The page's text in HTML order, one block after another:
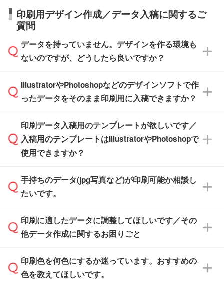
タッフまでお問い合わせください。
ル」に注文予定日をご入力いただくと、おおよ
その締切日や出荷目安をご確認いただけます。
品が決まりましたらお早めのご発注をお願いい
たします。
※土日祝日を除く営業日換算です。
※沖縄・離島は追加日数がかかります。
す。>>対象商品はこちら
※最短出荷日は商品によって異なります。各商
品ページにてご確認ください
す。(白箱、化粧箱、ブリスターパックなど)
【袋入り】 商品がひとつずつ袋に入っていま
す。(透明袋、デザイン袋など)
【個包装なし】 個包装がされていない状態で
※化粧箱から白箱への入れ替えや、オリジナル
箱の作成は原則承っておりません。
日本全国へお届けが可能です。なお、海外への
直接納品は行っておりませんので予めご了承く
ださい。
印刷用デザイン作成／データ入稿に関するご
質問
データを持っていません。デザインを作る環境も
ないのですが、どうしたら良いですか？
無料の「デザインシミュレーター」を使えば、
PCやスマホから簡単にデザインを作成できま
ザインソフトがなくても安心です。
また、「データ作成サービス
せいただければ、弊社にて無料でデザインデー
タを1点作成いたします。
IllustratorやPhotoshopなどのデザインソフトで作
ったデータをそのまま印刷用に入稿できますか？
IllustratorやPhotoshop、CLIP STUDIOなどのデ
ザインソフトでこだわりのデザインを作成した
い方は、完全データ入稿
積・ご注文フォームにアップロードしてご入稿
ください。
ご入稿後は経験豊富なスタッフがデータに不備
がないかチェックし、お客様と確認してから印
刷に進みますので、ご安心ください。
印刷データ入稿用のテンプレートが欲しいです／
入稿用のテンプレートはIllustratorやPhotoshopで
使用できますか？
一部商品は入稿用テンプレートのご用意があり
ます。各商品ページの『印刷方法・テンプレー
入稿用のテンプレートはPDF形式ですが、
IllustratorやPhotoshopで開いてご利用いただけ
方」をご確認ください。
手持ちのデータ(jpg写真など)が印刷可能か相談し
たいです。
印刷に適したデータ・解像度かどうか、担当ス
タッフが事前に確認いたします。
ムへ添付いただくか、担当スタッフ宛にメール
でお送りください。
印刷に適したデータに調整してほしいです／その
他データ作成に関するお困りごと
データ作成でお困りの際には、担当スタッフが
サポートいたしますのでお気軽にご相談くださ
印刷色を何色にするか迷っています。おすすめの
色を教えてほしいです。